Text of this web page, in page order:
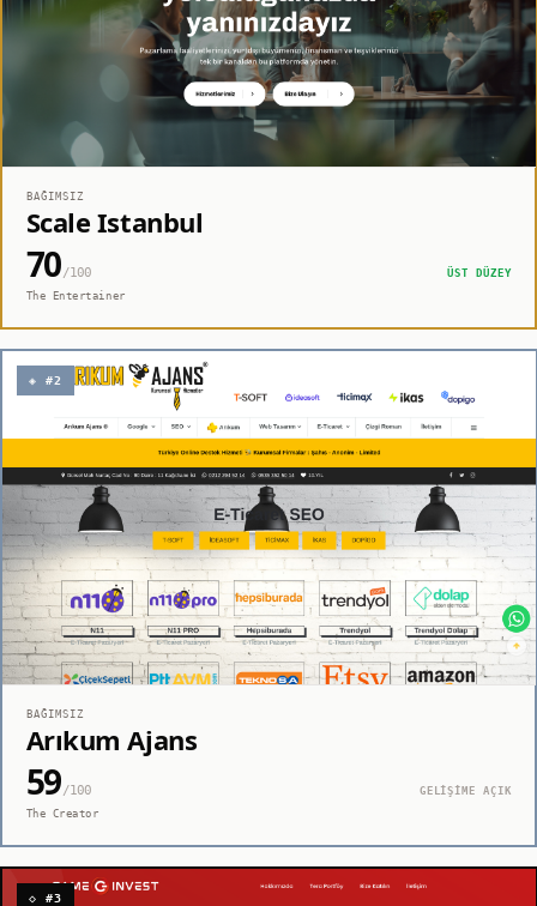
BAĞIMSIZ
Scale Istanbul
70/100
ÜST DÜZEY
The Entertainer
◈ #2
BAĞIMSIZ
Arıkum Ajans
59/100
GELİŞİME AÇIK
The Creator
◇ #3